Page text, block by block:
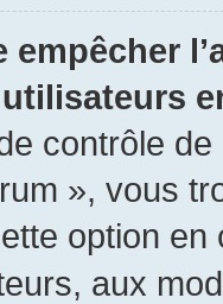
empêcher
contrôle
», vous
option
aux